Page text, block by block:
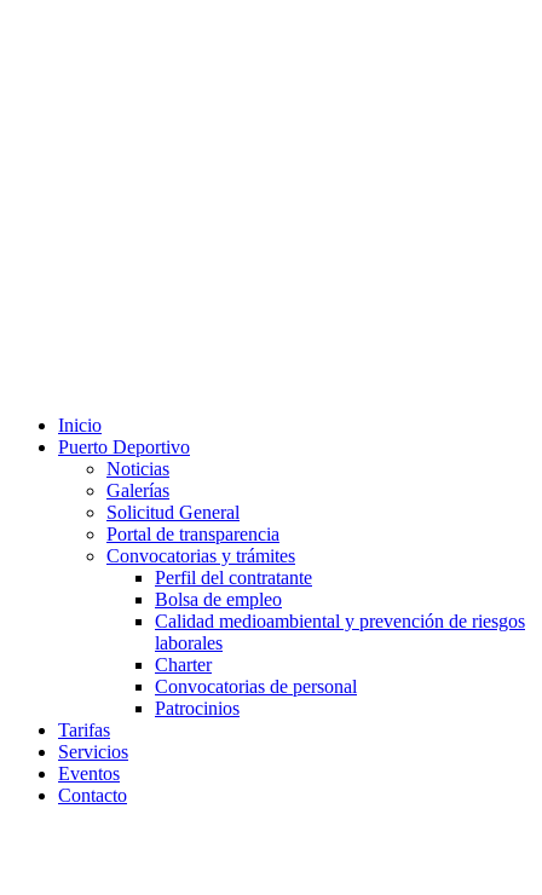
Inicio
Puerto Deportivo
Noticias
Galerías
Solicitud General
Portal de transparencia
Convocatorias y trámites
Perfil del contratante
Bolsa de empleo
Calidad medioambiental y prevención de riesgos
laborales
Charter
Convocatorias de personal
Patrocinios
Tarifas
Servicios
Eventos
Contacto